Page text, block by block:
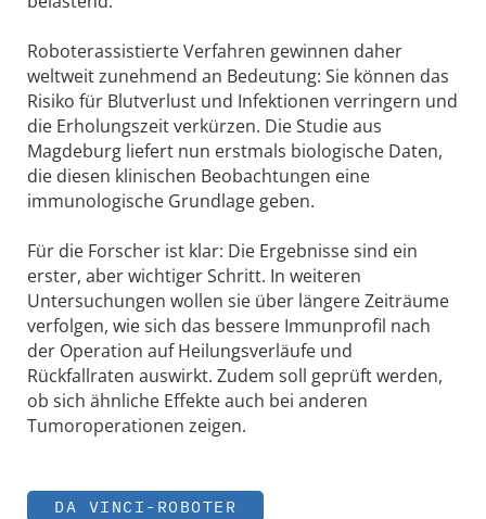
Roboterassistierte Verfahren gewinnen daher
weltweit zunehmend an Bedeutung: Sie können das
Risiko für Blutverlust und Infektionen verringern und
die Erholungszeit verkürzen. Die Studie aus
Magdeburg liefert nun erstmals biologische Daten,
die diesen klinischen Beobachtungen eine
immunologische Grundlage geben.
Für die Forscher ist klar: Die Ergebnisse sind ein
erster, aber wichtiger Schritt. In weiteren
Untersuchungen wollen sie über längere Zeiträume
verfolgen, wie sich das bessere Immunprofil nach
der Operation auf Heilungsverläufe und
Rückfallraten auswirkt. Zudem soll geprüft werden,
ob sich ähnliche Effekte auch bei anderen
Tumoroperationen zeigen.
DA VINCI-ROBOTER